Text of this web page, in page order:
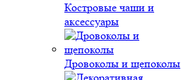
Костровые чаши и
аксессуары
Дровоколы и щепоколы